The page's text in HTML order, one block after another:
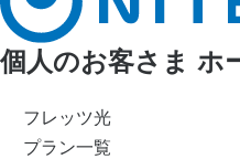
個人のお客さま ホ
フレッツ光
プラン一覧